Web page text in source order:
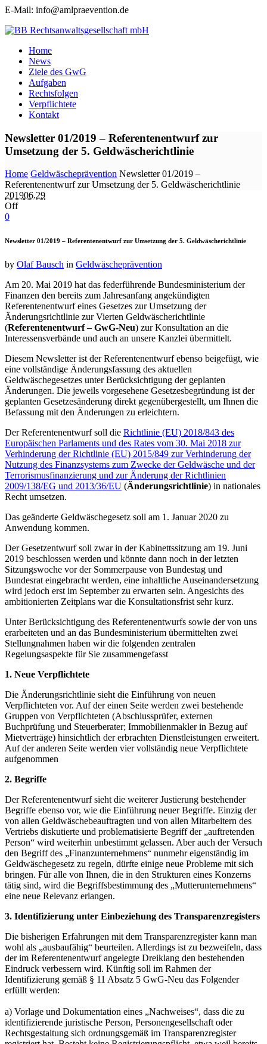
E-Mail: info@amlpraevention.de
Home
News
Ziele des GwG
Aufgaben
Rechtsfolgen
Verpflichtete
Kontakt
Newsletter 01/2019 – Referentenentwurf zur
Umsetzung der 5. Geldwäscherichtlinie
Home Geldwäscheprävention Newsletter 01/2019 –
Referentenentwurf zur Umsetzung der 5. Geldwäscherichtlinie
201906.29
Off
0
Newsletter 01/2019 – Referentenentwurf zur Umsetzung der 5. Geldwäscherichtlinie
by Olaf Bausch in Geldwäscheprävention
Am 20. Mai 2019 hat das federführende Bundesministerium der
Finanzen den bereits zum Jahresanfang angekündigten
Referentenentwurf eines Gesetzes zur Umsetzung der
Änderungsrichtlinie zur Vierten Geldwäscherichtlinie
(Referentenentwurf – GwG-Neu) zur Konsultation an die
Interessensverbände und auch an unsere Kanzlei übermittelt.
Diesem Newsletter ist der Referentenentwurf ebenso beigefügt, wie
eine vollständige Änderungsfassung des aktuellen
Geldwäschegesetzes unter Berücksichtigung der geplanten
Änderungen. Die jeweils vorgesehene Gesetzesbegründung ist der
geplanten Gesetzesänderung direkt gegenübergestellt, um Ihnen die
Befassung mit den Änderungen zu erleichtern.
Der Referentenentwurf soll die Richtlinie (EU) 2018/843 des
Europäischen Parlaments und des Rates vom 30. Mai 2018 zur
Verhinderung der Richtlinie (EU) 2015/849 zur Verhinderung der
Nutzung des Finanzsystems zum Zwecke der Geldwäsche und der
Terrorismusfinanzierung und zur Änderung der Richtlinien
2009/138/EG und 2013/36/EU (Änderungsrichtlinie) in nationales
Recht umsetzen.
Das geänderte Geldwäschegesetz soll am 1. Januar 2020 zu
Anwendung kommen.
Der Gesetzentwurf soll zwar in der Kabinettssitzung am 19. Juni
2019 beschlossen werden und könnte dann noch in der letzten
Sitzungswoche vor der Sommerpause von Bundestag und
Bundesrat eingebracht werden, eine inhaltliche Auseinandersetzung
wird jedoch erst im September zu erwarten sein. Angesichts des
ambitionierten Zeitplans war die Konsultationsfrist sehr kurz.
Unter Berücksichtigung des Referentenentwurfs sowie der von uns
erarbeiteten und an das Bundesministerium übermittelten zwei
Stellungnahmen haben wir die folgenden zentralen
Regelungsaspekte für Sie zusammengefasst
1. Neue Verpflichtete
Die Änderungsrichtlinie sieht die Einführung von neuen
Verpflichteten vor. Auf der einen Seite werden zwei bestehende
Gruppen von Verpflichteten (Abschlussprüfer, externen
Buchprüfung und Steuerberater; Immobilienmakler in Bezug auf
Mietverträge) hinsichtlich der erbrachten Dienstleistungen erweitert.
Auf der anderen Seite werden vier vollständig neue Verpflichtete
aufgenommen
2. Begriffe
Der Referentenentwurf sieht die weiterer Justierung bestehender
Begriffe ebenso vor, wie die Einführung neuer Begriffe. Einzig der
von allen Geldwäschebeauftragten und von allen Mitarbeitern des
Vertriebs diskutierte und problematisierte Begriff der „auftretenden
Person“ wird weiterhin unbestimmt gelassen. Aber auch der Versuch
den Begriff des „Finanzunternehmens“ nunmehr eigenständig im
Geldwäschegesetz zu regeln, dürfte einige neue Probleme mit sich
bringen. Für alle von Ihnen, die in den Strukturen eines Konzerns
tätig sind, wird die Begriffsbestimmung des „Mutterunternehmens“
eine neue Relevanz erlangen.
3. Identifizierung unter Einbeziehung des Transparenzregisters
Die bisherigen Erfahrungen mit dem Transparenzregister kann man
wohl als „ausbaufähig“ beurteilen. Allerdings ist zu bezweifeln, dass
der im Referentenentwurf angelegte Dreiklang den bestehenden
Eindruck verbessern wird. Künftig soll im Rahmen der
Identifizierung gemäß § 11 Absatz 5 GwG-Neu das Folgender
erfüllt werden:
a) Vorlage und Dokumentation eines „Nachweises“, dass die zu
identifizierende juristische Person, Personengesellschaft oder
Rechtsgestaltung sich ordnungsgemäß im Transparenzregister